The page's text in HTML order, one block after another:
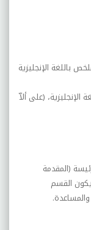
باللغة الإنجليزية
الإنجليزية، (على ألاّ
(المقدمة
القسم